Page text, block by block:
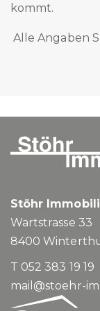
kommt.
Alle Angaben
Stöhr
Wartstrasse 33
8400
T 052 383 19 19
mail@stoehr-